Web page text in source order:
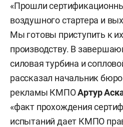
«Прошли
воздушного стартера и
Мы готовы приступить к
производству. В
силовая турбина и
рассказал начальник
рекламы КМПОАртур
«факт прохождения
испытаний дает КМПО